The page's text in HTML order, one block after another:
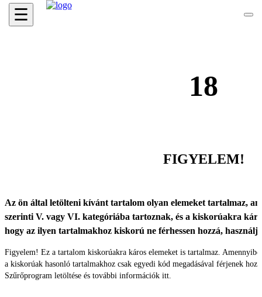
☰
18
FIGYELEM!
Az ön által letölteni kívánt tartalom olyan elemeket tartalmaz,
szerinti V. vagy VI. kategóriába tartoznak, és a kiskorúakra
hogy az ilyen tartalmakhoz kiskorú ne férhessen hozzá,
Figyelem! Ez a tartalom kiskorúakra káros elemeket is tartalmaz.
a kiskorúak hasonló tartalmakhoz csak egyedi kód megadásával férjenek
Szűrőprogram letöltése és további információk itt.